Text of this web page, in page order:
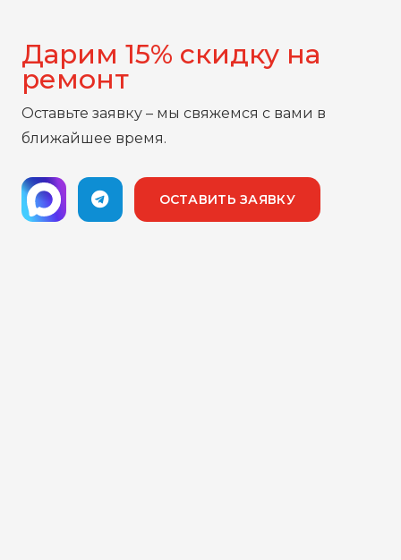
Дарим 15% скидку на
ремонт
Оставьте заявку – мы свяжемся с вами в
ближайшее время.
ОСТАВИТЬ ЗАЯВКУ